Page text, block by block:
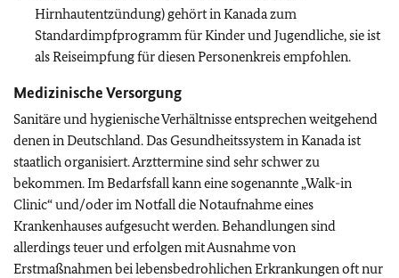
Hirnhautentzündung) gehört in Kanada zum
Standardimpfprogramm für Kinder und Jugendliche, sie ist
als Reiseimpfung für diesen Personenkreis empfohlen.
Medizinische Versorgung
Sanitäre und hygienische Verhältnisse entsprechen weitgehend
denen in Deutschland. Das Gesundheitssystem in Kanada ist
staatlich organisiert. Arzttermine sind sehr schwer zu
bekommen. Im Bedarfsfall kann eine sogenannte „Walk-in
Clinic“ und/oder im Notfall die Notaufnahme eines
Krankenhauses aufgesucht werden. Behandlungen sind
allerdings teuer und erfolgen mit Ausnahme von
Erstmaßnahmen bei lebensbedrohlichen Erkrankungen oft nur